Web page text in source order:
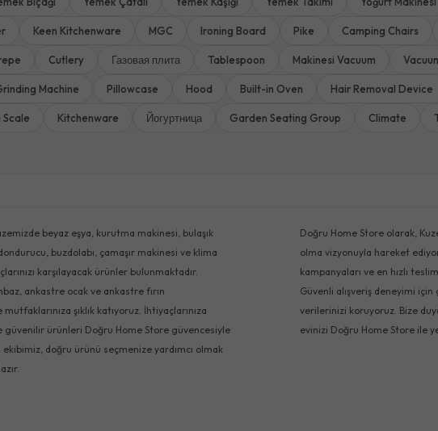
Keen Kitchenware MGC Ironing Board Pike Camping Chairs
Cutlery Газовая плита Tablespoon Makinesi Vacuum
Machine Pillowcase Hood Built-in Oven Hair Removal Device
Scale Kitchenware Йогуртница Garden Seating Group Climate
beyaz eşya, kurutma makinesi, bulaşık
buzdolabı, çamaşır makinesi ve klima
karşılayacak ürünler bulunmaktadır.
ankastre ocak ve ankastre fırın
şıklık katıyoruz. İhtiyaçlarınıza
güvenilir ürünleri Doğru Home Store güvencesiyle
ekibimiz, doğru ürünü seçmenize yardımcı olmak
Doğru Home Store olarak,
olma vizyonuyla hareket
kampanyaları ve en hızlı
Güvenli alışveriş deneyimi
verilerinizi koruyoruz. Bize
evinizi Doğru Home Store ile